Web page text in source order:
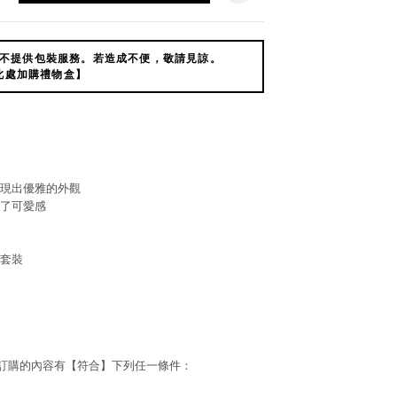
供包裝服務。若造成不便，敬請見諒。
加購禮物盒】
出優雅的外觀
可愛感
裝
的內容有【符合】下列任一條件：